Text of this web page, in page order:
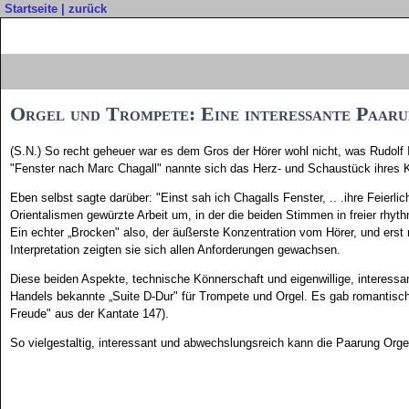
Startseite
zurück
Orgel und Trompete: Eine interessante
(S.N.) So recht geheuer war es dem Gros der Hörer wohl nicht, was
"Fenster nach Marc Chagall" nannte sich das Herz- und Schaustück ihres
Eben selbst sagte darüber: "Einst sah ich Chagalls Fenster, .. .ihre
Orientalismen gewürzte Arbeit um, in der die beiden Stimmen in freier
Ein echter „Brocken" also, der äußerste Konzentration vom Hörer, und
Interpretation zeigten sie sich allen Anforderungen gewachsen.
Diese beiden Aspekte, technische Könnerschaft und eigenwillige,
Handels bekannte „Suite D-Dur" für Trompete und Orgel. Es gab
Freude" aus der Kantate 147).
So vielgestaltig, interessant und abwechslungsreich kann die Paarung